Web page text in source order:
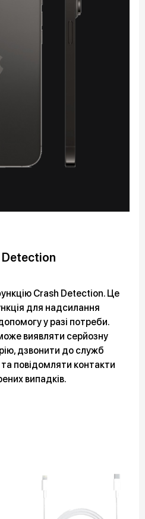
Detection
Crash Detection. Це
для надсилання
у разі потреби.
виявляти серйозну
дзвонити до служб
повідомляти контакти
випадків.